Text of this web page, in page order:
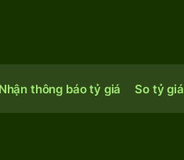
Nhận thông báo tỷ giá So tỷ